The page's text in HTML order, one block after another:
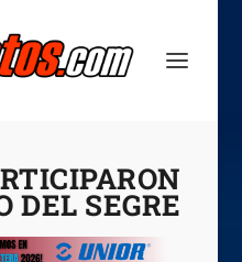
DEL SEGRE